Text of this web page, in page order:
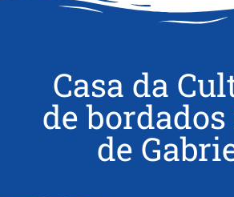
Casa da
de
de